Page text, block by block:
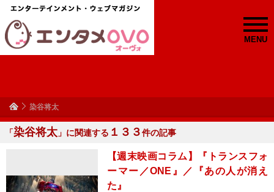
MENU
染谷将太
「染谷将太 」に関連する １３３件の記事
【週末映画コラム】『トランスフォ
ーマー／ONE』／『あの人が消え
た』